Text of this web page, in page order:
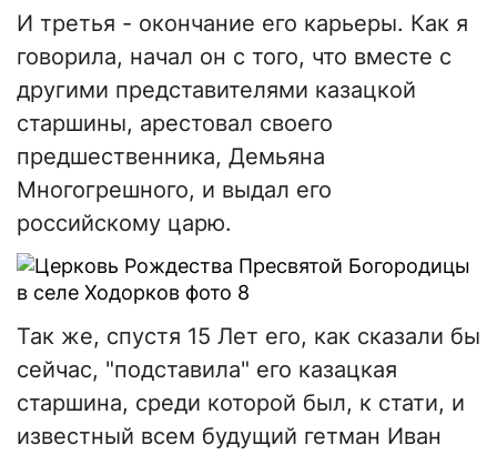
И третья - окончание его карьеры. Как я
говорила, начал он с того, что вместе с
другими представителями казацкой
старшины, арестовал своего
предшественника, Демьяна
Многогрешного, и выдал его
российскому царю.
Так же, спустя 15 Лет его, как сказали бы
сейчас, "подставила" его казацкая
старшина, среди которой был, к стати, и
известный всем будущий гетман Иван